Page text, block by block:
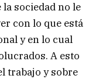
la sociedad no le
con lo que está
y en lo cual
A esto
trabajo y sobre